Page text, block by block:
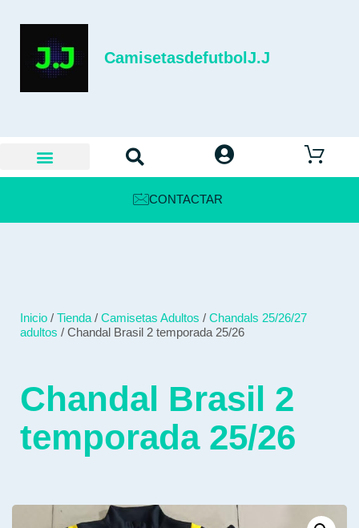
CamisetasdefutbolJ.J
CONTACTAR
Inicio / Tienda / Camisetas Adultos / Chandals 25/26/27
adultos / Chandal Brasil 2 temporada 25/26
Chandal Brasil 2
temporada 25/26